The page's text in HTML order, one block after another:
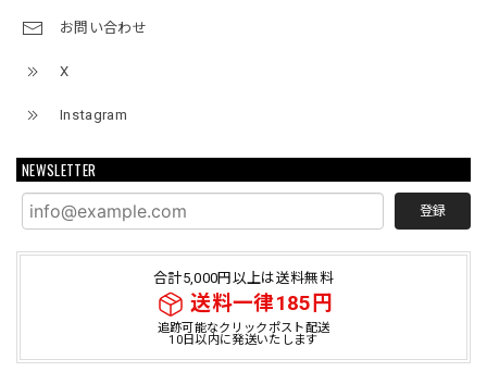
お問い合わせ
X
Instagram
NEWSLETTER
登録
合計5,000円以上は送料無料
送料一律185円
追跡可能なクリックポスト配送
10日以内に発送いたします